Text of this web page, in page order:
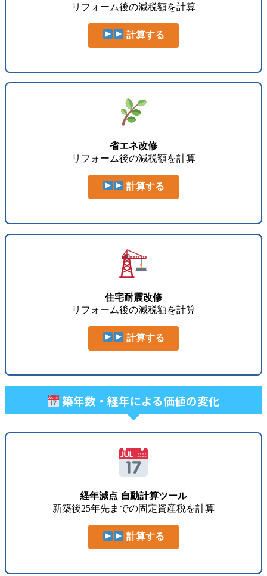
リフォーム後の減税額を計算
計算する
省エネ改修
リフォーム後の減税額を計算
計算する
住宅耐震改修
リフォーム後の減税額を計算
計算する
築年数・経年による価値の変化
経年減点 自動計算ツール
新築後25年先までの固定資産税を計算
計算する